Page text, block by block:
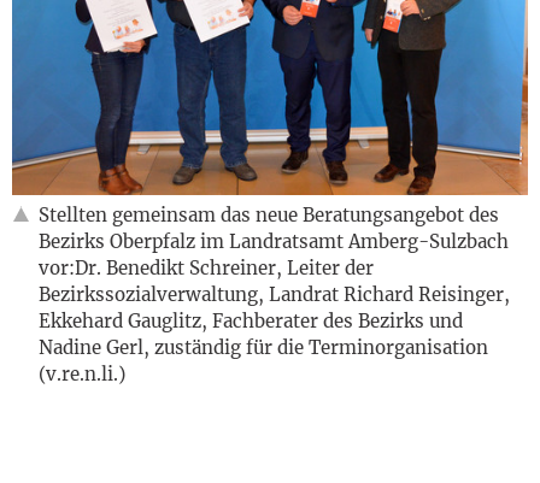
Stellten gemeinsam das neue Beratungsangebot des
Bezirks Oberpfalz im Landratsamt Amberg-Sulzbach
vor:Dr. Benedikt Schreiner, Leiter der
Bezirkssozialverwaltung, Landrat Richard Reisinger,
Ekkehard Gauglitz, Fachberater des Bezirks und
Nadine Gerl, zuständig für die Terminorganisation
(v.re.n.li.)